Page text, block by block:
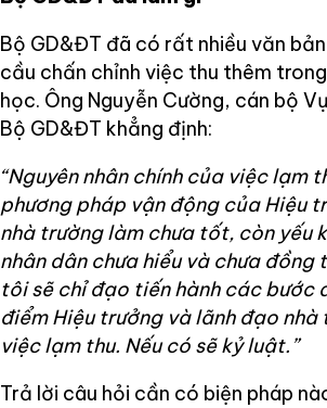
Bộ GD&ĐT đã có rất nhiều văn
cầu chấn chỉnh việc thu thêm
học. Ông Nguyễn Cường, cán bộ
Bộ GD&ĐT khẳng định:
“Nguyên nhân chính của việc lạm
phương pháp vận động của Hiệu
nhà trường làm chưa tốt, còn yếu
nhân dân chưa hiểu và chưa đồng
tôi sẽ chỉ đạo tiến hành các bước
điểm Hiệu trưởng và lãnh đạo nhà
việc lạm thu. Nếu có sẽ kỷ luật.”
Trả lời câu hỏi cần có biện pháp